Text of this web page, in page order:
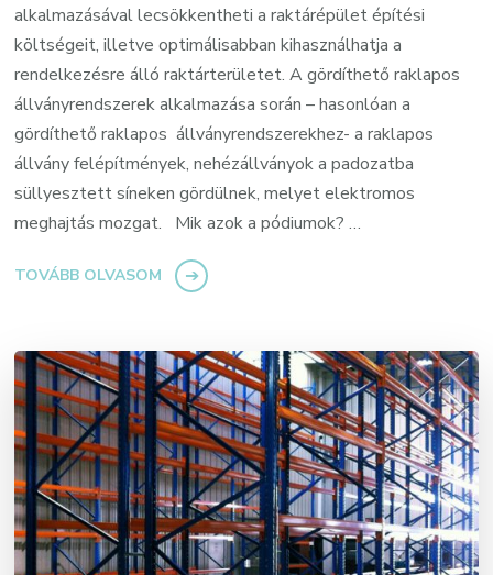
alkalmazásával lecsökkentheti a raktárépület építési
költségeit, illetve optimálisabban kihasználhatja a
rendelkezésre álló raktárterületet. A gördíthető raklapos
állványrendszerek alkalmazása során – hasonlóan a
gördíthető raklapos állványrendszerekhez- a raklapos
állvány felépítmények, nehézállványok a padozatba
süllyesztett síneken gördülnek, melyet elektromos
meghajtás mozgat. Mik azok a pódiumok? …
TOVÁBB OLVASOM